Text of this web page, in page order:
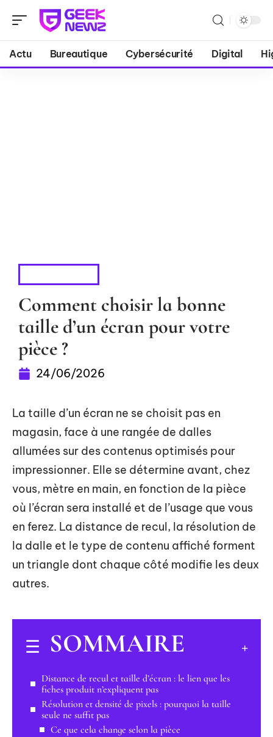
Actu Bureautique Cybersécurité Digital
Comment choisir la bonne
taille d’un écran pour votre
pièce ?
24/06/2026
La taille d’un écran ne se choisit pas en
magasin, face à une rangée de dalles
allumées sur des contenus optimisés pour
impressionner. Elle se détermine avant, chez
vous, mètre en main, en fonction de la pièce
où l’écran sera installé et de l’usage que vous
en ferez. La distance de recul, la résolution de
la dalle et le type de contenu affiché forment
un triangle dont chaque côté modifie les deux
autres.
SOMMAIRE
Distance de recul et taille d’écran : le lien que les
fiches produit n’expliquent pas
Résolution et densité de pixels : pourquoi la taille
seule ne suffit pas
Ce que cela change selon la pièce